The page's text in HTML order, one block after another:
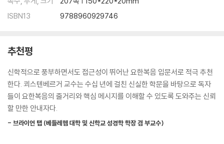
ISBN13
9788960929746
추천평
신학적으로 풍부하면서도 접근성이 뛰어난 요한복음 입문서로 적극 추천
한다. 쾨스텐베르거 교수는 수십 년에 걸친 신실한 학문을 바탕으로 독자
들이 요한복음의 줄거리와 핵심 메시지를 이해할 수 있도록 도와주는 신뢰
할 만한 안내자다.
- 브라이언 탭 (베들레헴 대학 및 신학교 성경학 학장 겸 부교수)